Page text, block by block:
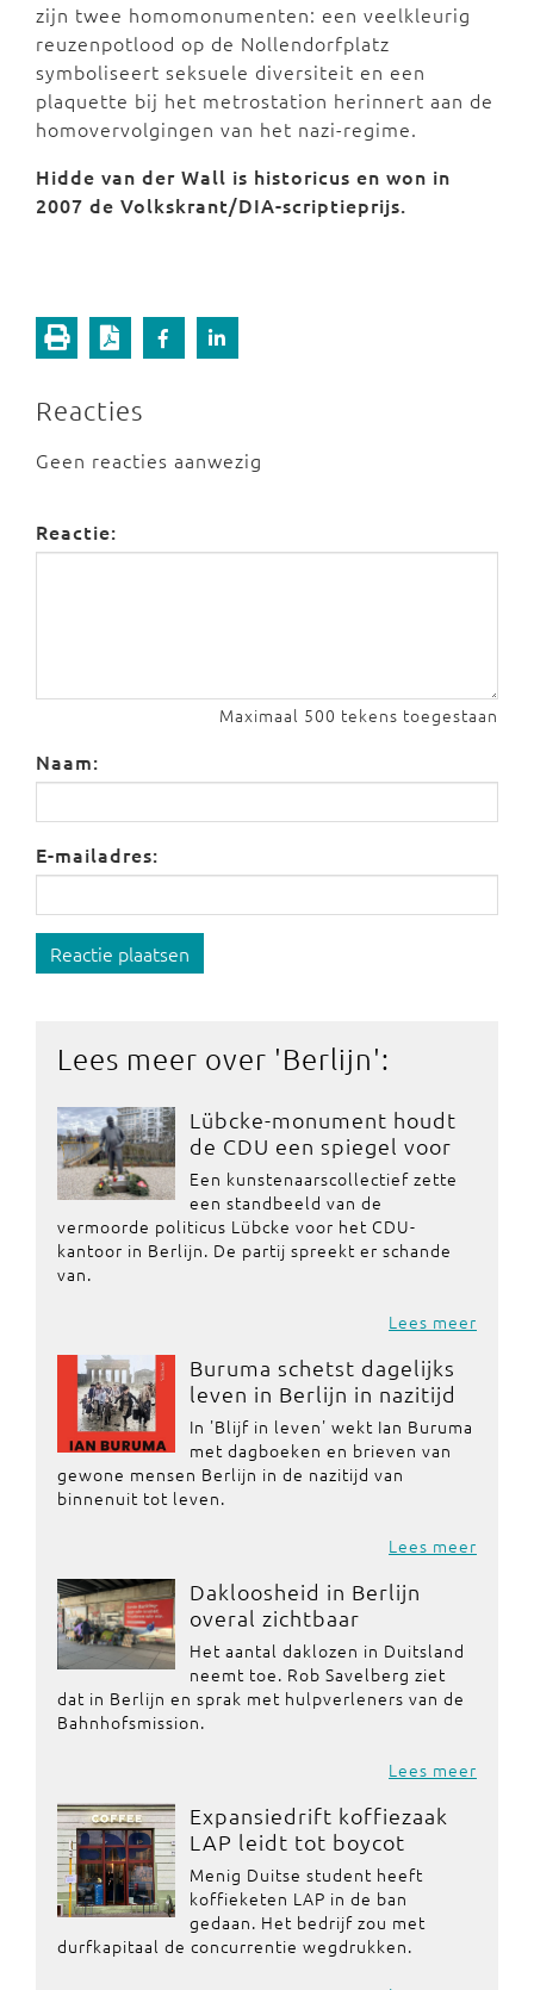
zijn twee homomonumenten: een veelkleurig
reuzenpotlood op de Nollendorfplatz
symboliseert seksuele diversiteit en een
plaquette bij het metrostation herinnert aan de
homovervolgingen van het nazi-regime.
Hidde van der Wall is historicus en won in
2007 de Volkskrant/DIA-scriptieprijs.
Reacties
Geen reacties aanwezig
Reactie:
Maximaal 500 tekens toegestaan
Naam:
E-mailadres:
Reactie plaatsen
Lees meer over 'Berlijn':
Lübcke-monument houdt
de CDU een spiegel voor
Een kunstenaarscollectief zette
een standbeeld van de
vermoorde politicus Lübcke voor het CDU-
kantoor in Berlijn. De partij spreekt er schande
van.
Lees meer
Buruma schetst dagelijks
leven in Berlijn in nazitijd
In 'Blijf in leven' wekt Ian Buruma
met dagboeken en brieven van
gewone mensen Berlijn in de nazitijd van
binnenuit tot leven.
Lees meer
Dakloosheid in Berlijn
overal zichtbaar
Het aantal daklozen in Duitsland
neemt toe. Rob Savelberg ziet
dat in Berlijn en sprak met hulpverleners van de
Bahnhofsmission.
Lees meer
Expansiedrift koffiezaak
LAP leidt tot boycot
Menig Duitse student heeft
koffieketen LAP in de ban
gedaan. Het bedrijf zou met
durfkapitaal de concurrentie wegdrukken.